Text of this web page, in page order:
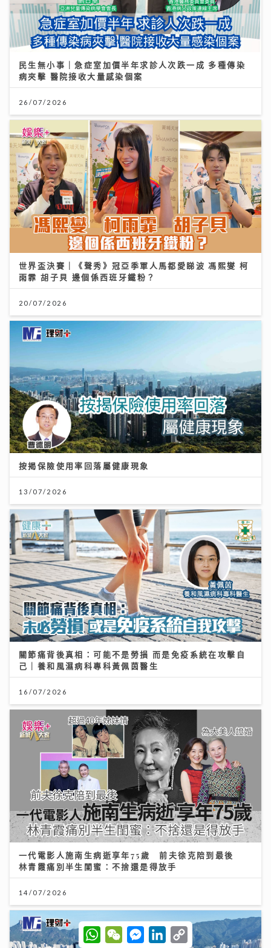
民生無小事｜急症室加價半年求診人次跌一成 多種傳染
病夾擊 醫院接收大量感染個案
26/07/2026
世界盃決賽｜《聲秀》冠亞季軍人馬都愛睇波 馮熙燮 柯
雨霏 胡子貝 邊個係西班牙鐵粉？
20/07/2026
按揭保險使用率回落屬健康現象
13/07/2026
關節痛背後真相：可能不是勞損 而是免疫系統在攻擊自
己｜養和風濕病科專科黃佩茵醫生
16/07/2026
一代電影人施南生病逝享年75歲 前夫徐克陪到最後
林青霞痛別半生閨蜜：不捨還是得放手
14/07/2026
W
h
W
e
M
e
L
C
o